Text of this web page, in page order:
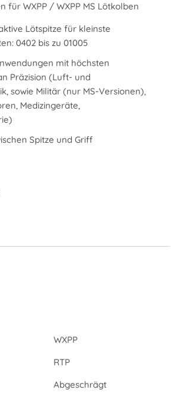
für WXPP / WXPP MS Lötkolben
Lötspitze für kleinste
0402 bis zu 01005
mit höchsten
Präzision (Luft- und
sowie Militär (nur MS-Versionen),
Medizingeräte,
Spitze und Griff
WXPP
RTP
Abgeschrägt